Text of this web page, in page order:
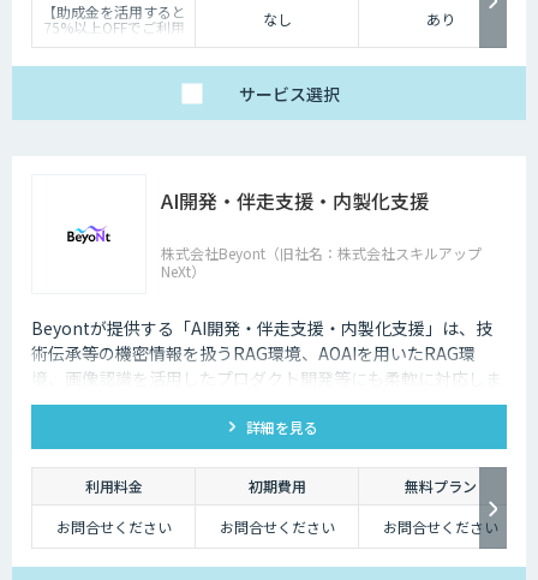
【助成金を活用すると
75%以上OFFでご利用
可能です】
まずはお気軽にお問い
なし あり
サービス選択
AI開発・伴走支援・内製化支援
株式会社Beyont（旧社名：株式会社スキルアップ
NeXt）
Beyontが提供する「AI開発・伴走支援・内製化支援」は、技
術伝承等の機密情報を扱うRAG環境、AOAIを用いたRAG環
境、画像認識を活用したプロダクト開発等にも柔軟に対応しま
す。
詳細を見る
利用料金 初期費用
無料プラン
お問合せください
お問合せください お問合せください